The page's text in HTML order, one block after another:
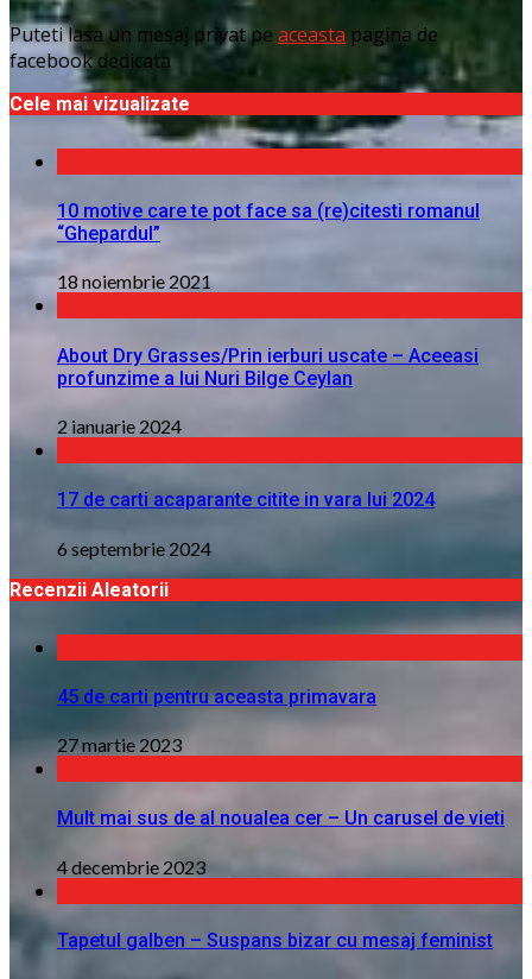
Puteti lasa un mesaj privat pe aceasta pagina de
facebook dedicata
Cele mai vizualizate
10 motive care te pot face sa (re)citesti romanul
“Ghepardul”
18 noiembrie 2021
About Dry Grasses/Prin ierburi uscate – Aceeasi
profunzime a lui Nuri Bilge Ceylan
2 ianuarie 2024
17 de carti acaparante citite in vara lui 2024
6 septembrie 2024
Recenzii Aleatorii
45 de carti pentru aceasta primavara
27 martie 2023
Mult mai sus de al noualea cer – Un carusel de vieti
4 decembrie 2023
Tapetul galben – Suspans bizar cu mesaj feminist